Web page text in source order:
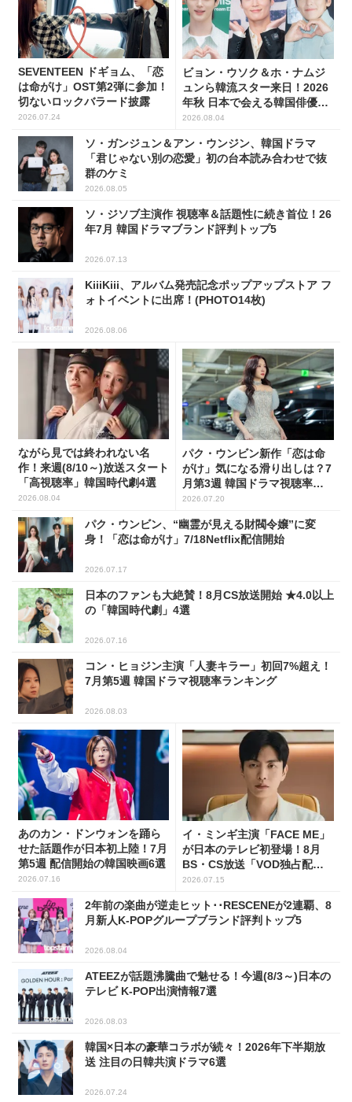
SEVENTEEN ドギョム、「恋
は命がけ」OST第2弾に参加！
切ないロックバラード披露
2026.07.24
ビョン・ウソク＆ホ・ナムジ
ュンら韓流スター来日！2026
年秋 日本で会える韓国俳優10
人
2026.08.04
ソ・ガンジュン＆アン・ウンジン、韓国ドラマ
「君じゃない別の恋愛」初の台本読み合わせで抜
群のケミ
2026.08.05
ソ・ジソブ主演作 視聴率＆話題性に続き首位！26
年7月 韓国ドラマブランド評判トップ5
2026.07.13
KiiiKiii、アルバム発売記念ポップアップストア フ
ォトイベントに出席！(PHOTO14枚)
2026.08.06
ながら見では終われない名
作！来週(8/10～)放送スタート
「高視聴率」韓国時代劇4選
2026.08.04
パク・ウンビン新作「恋は命
がけ」気になる滑り出しは？7
月第3週 韓国ドラマ視聴率ラ
ンキング
2026.07.20
パク・ウンビン、“幽霊が見える財閥令嬢”に変
身！「恋は命がけ」7/18Netflix配信開始
2026.07.17
日本のファンも大絶賛！8月CS放送開始 ★4.0以上
の「韓国時代劇」4選
2026.07.16
コン・ヒョジン主演「人妻キラー」初回7%超え！
7月第5週 韓国ドラマ視聴率ランキング
2026.08.03
あのカン・ドンウォンを踊ら
せた話題作が日本初上陸！7月
第5週 配信開始の韓国映画6選
2026.07.16
イ・ミンギ主演「FACE ME」
が日本のテレビ初登場！8月
BS・CS放送「VOD独占配
信」韓ドラ11選
2026.07.15
2年前の楽曲が逆走ヒット･･RESCENEが2連覇、8
月新人K-POPグループブランド評判トップ5
2026.08.04
ATEEZが話題沸騰曲で魅せる！今週(8/3～)日本の
テレビ K-POP出演情報7選
2026.08.03
韓国×日本の豪華コラボが続々！2026年下半期放
送 注目の日韓共演ドラマ6選
2026.07.24